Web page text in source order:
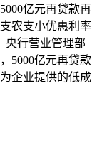
亿元再贷款再
农支小优惠利率
央行营业管理部
5000亿元再贷款
企业提供的低成